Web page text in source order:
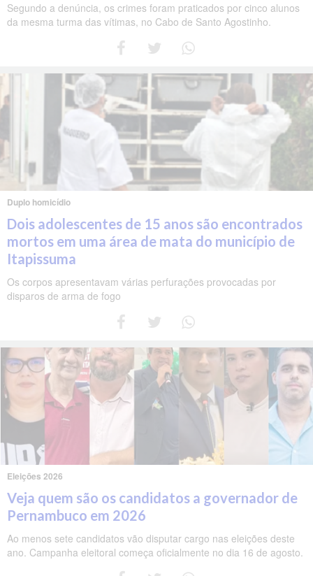
Segundo a denúncia, os crimes foram praticados por cinco alunos
da mesma turma das vítimas, no Cabo de Santo Agostinho.
Duplo homicídio
Dois adolescentes de 15 anos são encontrados
mortos em uma área de mata do município de
Itapissuma
Os corpos apresentavam várias perfurações provocadas por
disparos de arma de fogo
Eleições 2026
Veja quem são os candidatos a governador de
Pernambuco em 2026
Ao menos sete candidatos vão disputar cargo nas eleições deste
ano. Campanha eleitoral começa oficialmente no dia 16 de agosto.